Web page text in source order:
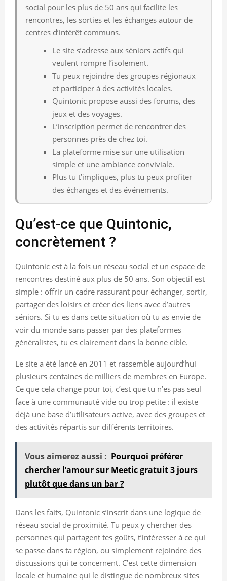
social pour les plus de 50 ans qui facilite les
rencontres, les sorties et les échanges autour de
centres d’intérêt communs.
Le site s’adresse aux séniors actifs qui
veulent rompre l’isolement.
Tu peux rejoindre des groupes régionaux
et participer à des activités locales.
Quintonic propose aussi des forums, des
jeux et des voyages.
L’inscription permet de rencontrer des
personnes près de chez toi.
La plateforme mise sur une utilisation
simple et une ambiance conviviale.
Plus tu t’impliques, plus tu peux profiter
des échanges et des événements.
Qu’est-ce que Quintonic,
concrètement ?
Quintonic est à la fois un réseau social et un espace de
rencontres destiné aux plus de 50 ans. Son objectif est
simple : offrir un cadre rassurant pour échanger, sortir,
partager des loisirs et créer des liens avec d’autres
séniors. Si tu es dans cette situation où tu as envie de
voir du monde sans passer par des plateformes
généralistes, tu es clairement dans la bonne cible.
Le site a été lancé en 2011 et rassemble aujourd’hui
plusieurs centaines de milliers de membres en Europe.
Ce que cela change pour toi, c’est que tu n’es pas seul
face à une communauté vide ou trop petite : il existe
déjà une base d’utilisateurs active, avec des groupes et
des activités répartis sur différents territoires.
Vous aimerez aussi : Pourquoi préférer
chercher l’amour sur Meetic gratuit 3 jours
plutôt que dans un bar ?
Dans les faits, Quintonic s’inscrit dans une logique de
réseau social de proximité. Tu peux y chercher des
personnes qui partagent tes goûts, t’intéresser à ce qui
se passe dans ta région, ou simplement rejoindre des
discussions qui te concernent. C’est cette dimension
locale et humaine qui le distingue de nombreux sites